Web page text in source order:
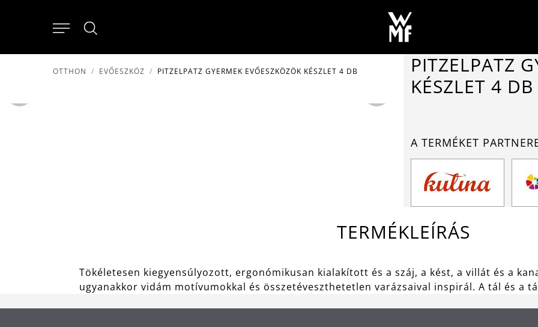
OTTHON EVŐESZKÖZ PITZELPATZ GYERMEK EVŐESZKÖZÖK KÉSZLET 4 DB
PITZELPATZ
KÉSZLET 4 DB
A TERMÉKET
TERMÉKLEÍRÁS
Tökéletesen kiegyensúlyozott, ergonómikusan kialakított és a száj, a kést, a villát és a
ugyanakkor vidám motívumokkal és összetéveszthetetlen varázsaival inspirál. A tál és a